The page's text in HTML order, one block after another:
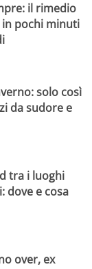
il rimedio
pochi minuti
solo così
da sudore e
tra i luoghi
dove e cosa
over, ex